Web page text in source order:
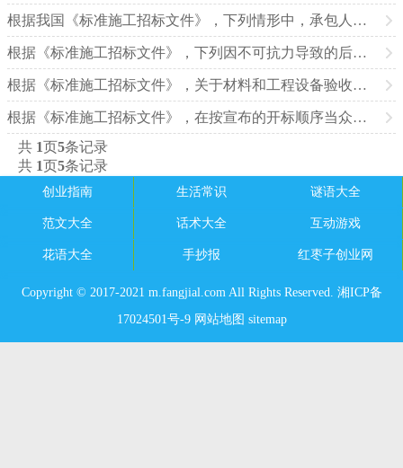
根据我国《标准施工招标文件》，下列情形中，承包人可以得到费用和利润
根据《标准施工招标文件》，下列因不可抗力导致的后果中，由发包人承担责任的有（ ）
根据《标准施工招标文件》，关于材料和工程设备验收的说法中，正确的有（ ）
根据《标准施工招标文件》，在按宣布的开标顺序当众开标时，应公布的内容包括（ ）
共 1页5条记录
共 1页5条记录
创业指南 生活常识 谜语大全
范文大全 话术大全 互动游戏
花语大全 手抄报 红枣子创业网
Copyright © 2017-2021 m.fangjial.com All Rights Reserved. 湘ICP备
17024501号-9 网站地图 sitemap